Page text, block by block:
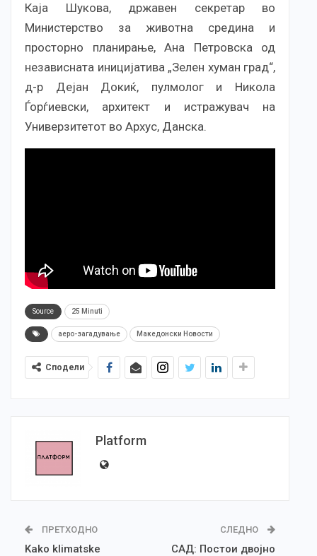
Каја Шукова, државен секретар во
Министерство за животна средина и
просторно планирање, Ана Петровска од
независната иницијатива „Зелен хуман град“,
д-р Дејан Докиќ, пулмолог и Никола
Ѓорѓиевски, архитект и истражувач на
Универзитетот во Архус, Данска.
Source 25 Minuti
аеро-загадување Македонски Новости
Сподели
Platform
ПРЕТХОДНО
Kako klimatske
СЛЕДНО
САД: Постои двојно